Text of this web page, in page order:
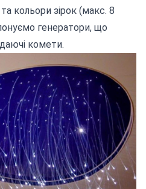
кольори зірок (макс. 8
генератори, що
комети.